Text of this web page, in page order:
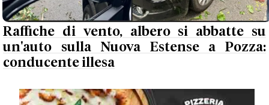
Raffiche di vento, albero si abbatte su
un'auto sulla Nuova Estense a Pozza:
conducente illesa